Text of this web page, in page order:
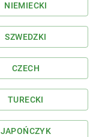
NIEMIECKI
SZWEDZKI
CZECH
TURECKI
JAPOŃCZYK